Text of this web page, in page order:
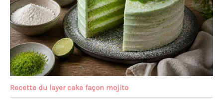
Recette du layer cake façon mojito